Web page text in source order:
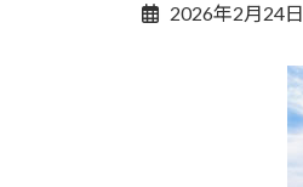
2026年2月24日